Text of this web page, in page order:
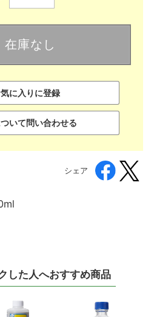
在庫なし
に入りに登録
いて問い合わせる
シェア
した人へおすすめ商品